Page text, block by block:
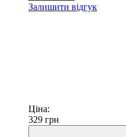
Залишити відгук
Ціна:
329 грн